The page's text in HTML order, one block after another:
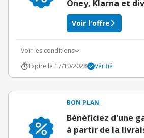
Oney, Klarna et
Voir l'offre
Voir les conditions
Expire le 17/10/2028
Vérifié
BON PLAN
Bénéficiez d'une
à partir de la